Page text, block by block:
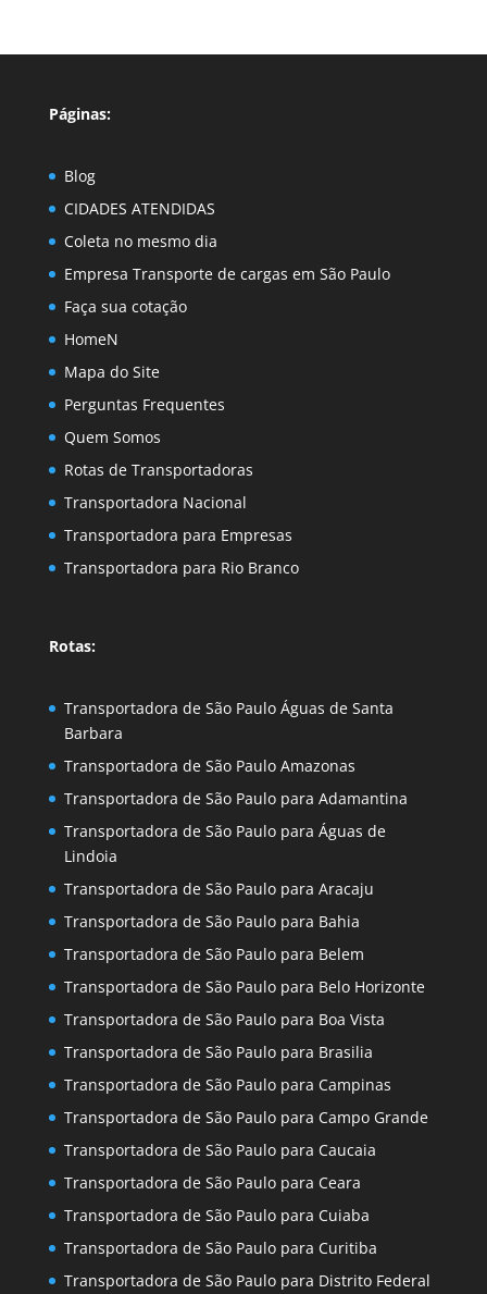
Páginas:
Blog
CIDADES ATENDIDAS
Coleta no mesmo dia
Empresa Transporte de cargas em São Paulo
Faça sua cotação
HomeN
Mapa do Site
Perguntas Frequentes
Quem Somos
Rotas de Transportadoras
Transportadora Nacional
Transportadora para Empresas
Transportadora para Rio Branco
Rotas:
Transportadora de São Paulo Águas de Santa
Barbara
Transportadora de São Paulo Amazonas
Transportadora de São Paulo para Adamantina
Transportadora de São Paulo para Águas de
Lindoia
Transportadora de São Paulo para Aracaju
Transportadora de São Paulo para Bahia
Transportadora de São Paulo para Belem
Transportadora de São Paulo para Belo Horizonte
Transportadora de São Paulo para Boa Vista
Transportadora de São Paulo para Brasilia
Transportadora de São Paulo para Campinas
Transportadora de São Paulo para Campo Grande
Transportadora de São Paulo para Caucaia
Transportadora de São Paulo para Ceara
Transportadora de São Paulo para Cuiaba
Transportadora de São Paulo para Curitiba
Transportadora de São Paulo para Distrito Federal